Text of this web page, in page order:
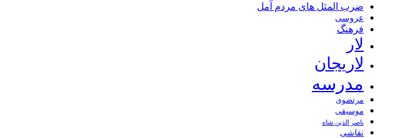
ضرب المثل های مردم آمل
عروسی
فرهنگ
لار
لاریجان
مدرسه
مرتضوی
موسیقی
ناصر الدین شاه
نقاشی